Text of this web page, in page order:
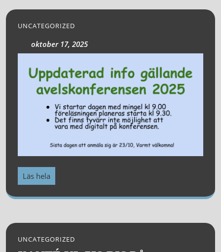
UNCATEGORIZED
oktober 17, 2025
Läs hela
UNCATEGORIZED